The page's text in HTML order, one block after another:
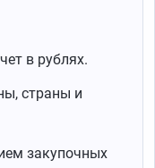
в рублях.
страны и
закупочных